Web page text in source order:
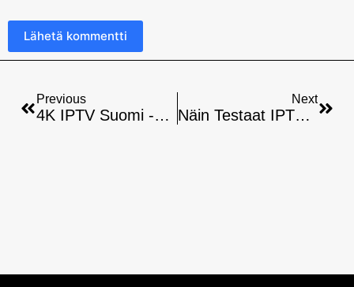
Lähetä kommentti
Previous
4K IPTV Suomi -tarkistuslista
Next
Näin Testaat IPTV-Kanavien Laadun